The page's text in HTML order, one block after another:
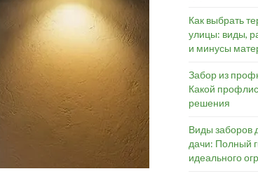
Как выбрать
улицы: виды,
и минусы
Забор из
Какой
решения
Виды заборов
дачи: Полный
идеального